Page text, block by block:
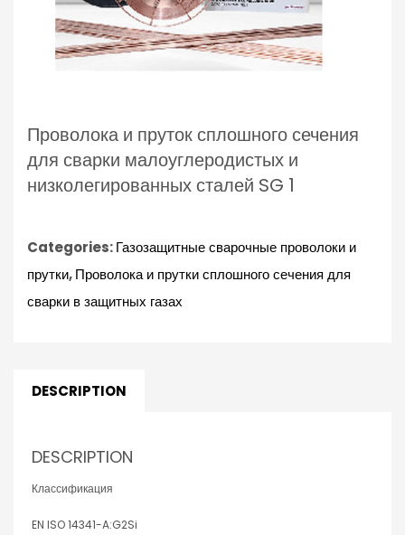
Проволока и пруток сплошного сечения
для сварки малоуглеродистых и
низколегированных сталей SG 1
Categories:Газозащитные сварочные проволоки и
прутки,Проволока и прутки сплошного сечения для
сварки в защитных газах
DESCRIPTION
DESCRIPTION
Классификация
EN ISO 14341-A:G2Si